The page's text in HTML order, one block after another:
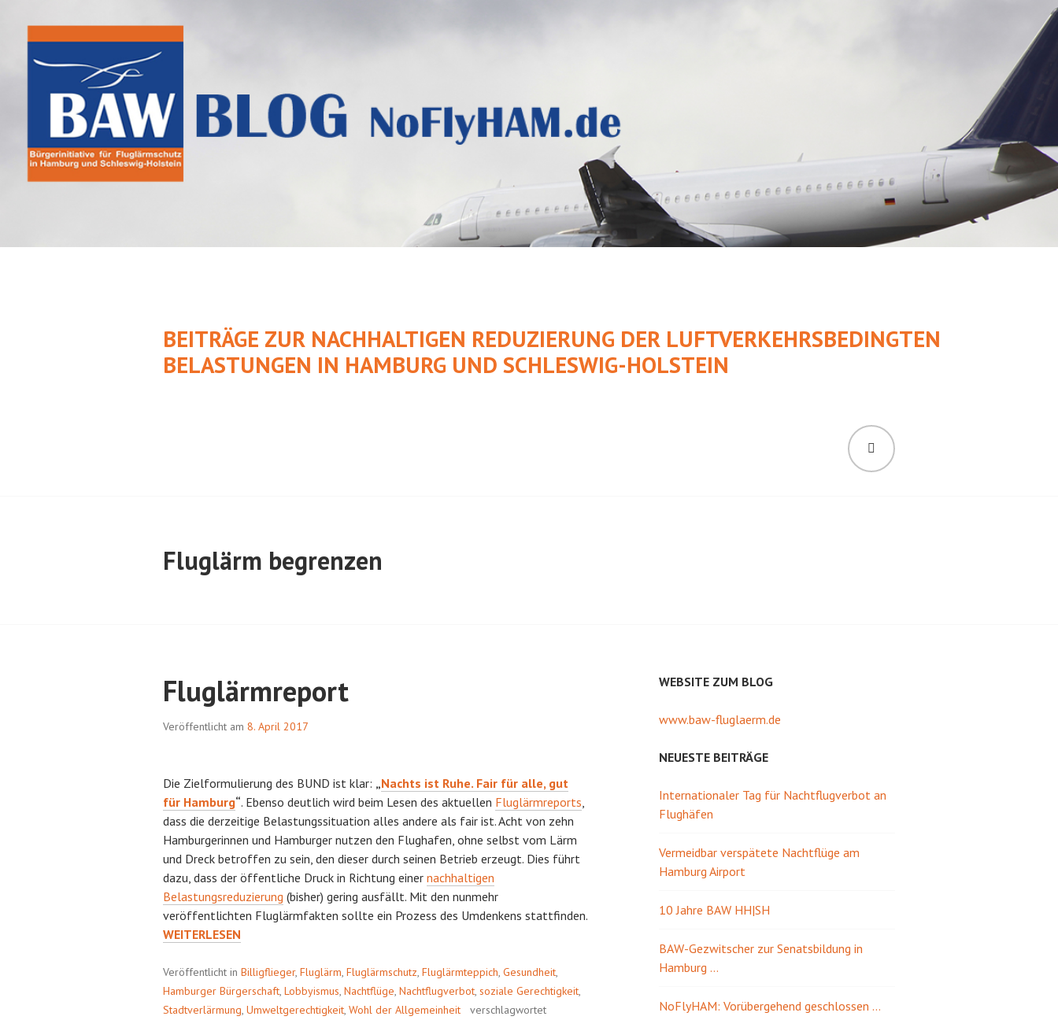
Inhalt
BEITRÄGE ZUR NACHHALTIGEN REDUZIERUNG DER LUFTVERKEHRSBEDINGTEN
BELASTUNGEN IN HAMBURG UND SCHLESWIG-HOLSTEIN
SUCHEN
Fluglärm begrenzen
Fluglärmreport
Veröffentlicht am 8. April 2017
Die Zielformulierung des BUND ist klar: „Nachts ist Ruhe. Fair für alle, gut
für Hamburg“. Ebenso deutlich wird beim Lesen des aktuellen Fluglärmreports
dass die derzeitige Belastungssituation alles andere als fair ist. Acht von zehn
Hamburgerinnen und Hamburger nutzen den Flughafen, ohne selbst vom Lärm
und Dreck betroffen zu sein, den dieser durch seinen Betrieb erzeugt. Dies führt
dazu, dass der öffentliche Druck in Richtung einer nachhaltigen
Belastungsreduzierung (bisher) gering ausfällt. Mit den nunmehr
veröffentlichten Fluglärmfakten sollte ein Prozess des Umdenkens stattfinden.
FLUGLÄRMREPORT
WEITERLESEN
Veröffentlicht in Billigflieger, Fluglärm Fluglärmschutz Fluglärmteppich Gesundheit
Hamburger Bürgerschaft Lobbyismus Nachtflüge Nachtflugverbot soziale Gerechtigkeit
Stadtverlärmung Umweltgerechtigkeit Wohl der Allgemeinheit
verschlagwortet
WEBSITE ZUM BLOG
www.baw-fluglaerm.de
NEUESTE BEITRÄGE
Internationaler Tag für Nachtflugverbot an
Flughäfen
Vermeidbar verspätete Nachtflüge am
Hamburg Airport
10 Jahre BAW HH|SH
BAW-Gezwitscher zur Senatsbildung in
Hamburg …
NoFlyHAM: Vorübergehend geschlossen …